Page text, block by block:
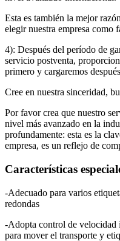
Esta es también la mejor
elegir nuestra empresa como
4): Después del período de
servicio postventa,
primero y cargaremos
Cree en nuestra sinceridad,
Por favor crea que nuestro
nivel más avanzado en la
profundamente: esta es la
empresa, es un reflejo de
Características
-Adecuado para varios
redondas
-Adopta control de velocidad
para mover el transporte y